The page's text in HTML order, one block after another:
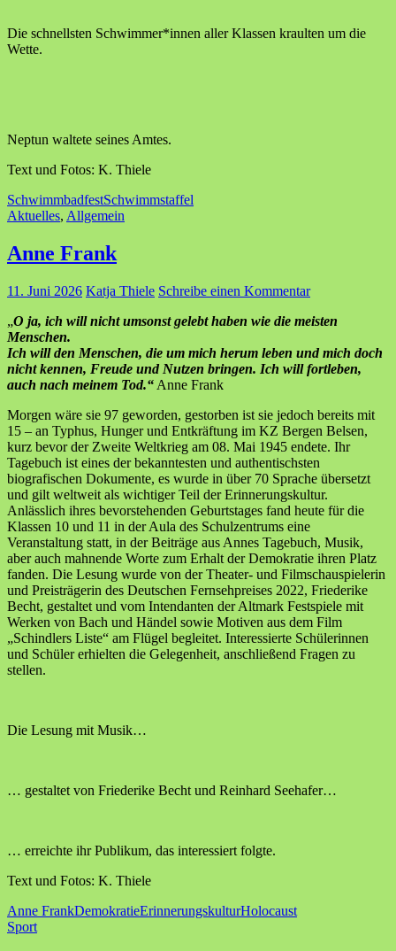
Die schnellsten Schwimmer*innen aller Klassen kraulten um die
Wette.
Neptun waltete seines Amtes.
Text und Fotos: K. Thiele
SchwimmbadfestSchwimmstaffel
Aktuelles, Allgemein
Anne Frank
11. Juni 2026 Katja Thiele Schreibe einen Kommentar
„O ja, ich will nicht umsonst gelebt haben wie die meisten
Menschen.
Ich will den Menschen, die um mich herum leben und mich doch
nicht kennen, Freude und Nutzen bringen. Ich will fortleben,
auch nach meinem Tod.“ Anne Frank
Morgen wäre sie 97 geworden, gestorben ist sie jedoch bereits mit
15 – an Typhus, Hunger und Entkräftung im KZ Bergen Belsen,
kurz bevor der Zweite Weltkrieg am 08. Mai 1945 endete. Ihr
Tagebuch ist eines der bekanntesten und authentischsten
biografischen Dokumente, es wurde in über 70 Sprache übersetzt
und gilt weltweit als wichtiger Teil der Erinnerungskultur.
Anlässlich ihres bevorstehenden Geburtstages fand heute für die
Klassen 10 und 11 in der Aula des Schulzentrums eine
Veranstaltung statt, in der Beiträge aus Annes Tagebuch, Musik,
aber auch mahnende Worte zum Erhalt der Demokratie ihren Platz
fanden. Die Lesung wurde von der Theater- und Filmschauspielerin
und Preisträgerin des Deutschen Fernsehpreises 2022, Friederike
Becht, gestaltet und vom Intendanten der Altmark Festspiele mit
Werken von Bach und Händel sowie Motiven aus dem Film
„Schindlers Liste“ am Flügel begleitet. Interessierte Schülerinnen
und Schüler erhielten die Gelegenheit, anschließend Fragen zu
stellen.
Die Lesung mit Musik…
… gestaltet von Friederike Becht und Reinhard Seehafer…
… erreichte ihr Publikum, das interessiert folgte.
Text und Fotos: K. Thiele
Anne FrankDemokratieErinnerungskulturHolocaust
Sport